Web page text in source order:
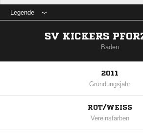
Legende
SV KICKERS
Baden
2011
Gründungsjahr
ROT/WEISS
Vereinsfarben